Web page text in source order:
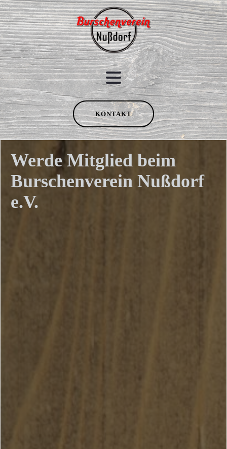
KONTAKT
Werde Mitglied beim
Burschenverein Nußdorf
e.V.